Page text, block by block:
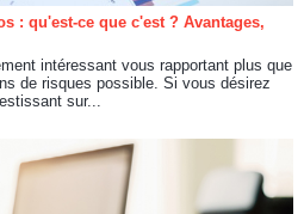
: qu'est-ce que c'est ? Avantages,
intéressant vous rapportant plus que
de risques possible. Si vous désirez
sur...